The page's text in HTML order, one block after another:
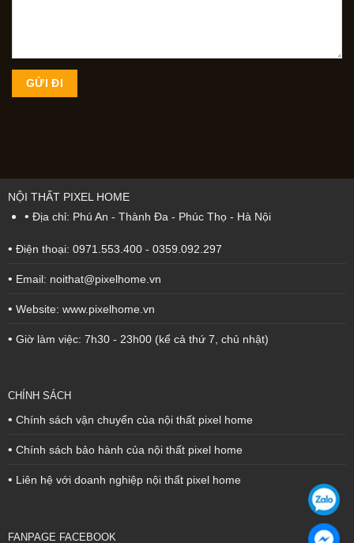
NỘI THẤT PIXEL HOME
• Địa chỉ: Phú An - Thành Đa - Phúc Thọ - Hà Nội
• Điện thoại: 0971.553.400 - 0359.092.297
• Email: noithat@pixelhome.vn
• Website: www.pixelhome.vn
• Giờ làm việc: 7h30 - 23h00 (kể cả thứ 7, chủ nhật)
CHÍNH SÁCH
• Chính sách vận chuyển của nội thất pixel home
• Chính sách bảo hành của nội thất pixel home
• Liên hệ với doanh nghiệp nội thất pixel home
FANPAGE FACEBOOK